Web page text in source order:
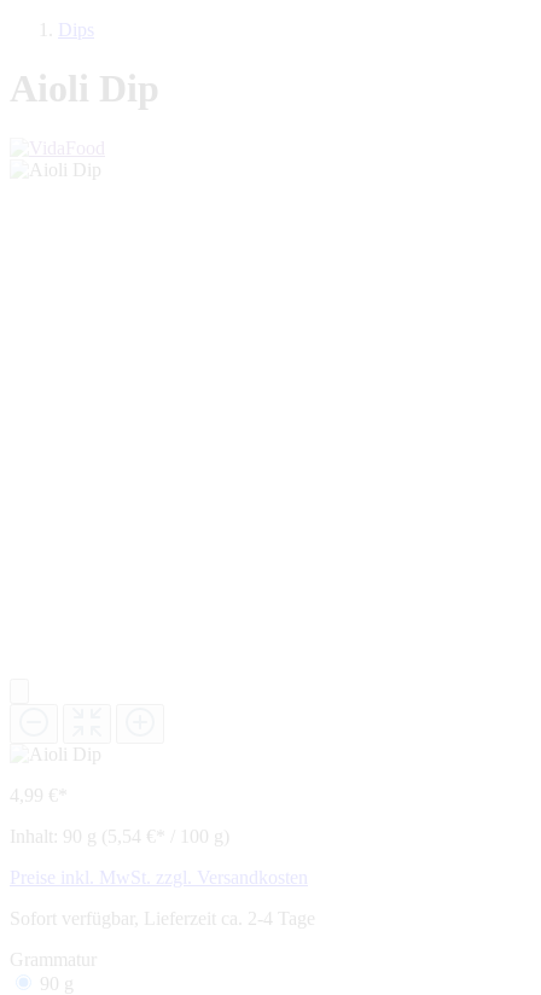
Dips
Aioli Dip
4,99 €*
Inhalt: 90 g (5,54 €* / 100 g)
Preise inkl. MwSt. zzgl. Versandkosten
Sofort verfügbar, Lieferzeit ca. 2-4 Tage
Grammatur
90 g